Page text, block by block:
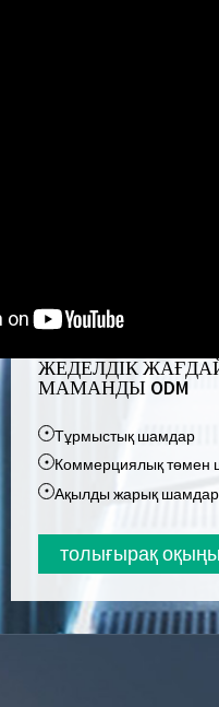
ЖЕДЕЛДІК
МАМАНДЫ ODM
Тұрмыстық шамдар
Коммерциялық төмен
Ақылды жарық
толығырақ